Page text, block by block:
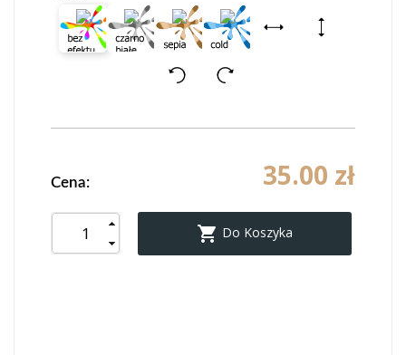
Cena: 35.00 zł
 Do Koszyka